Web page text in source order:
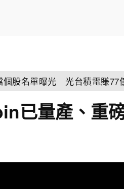
個股名單曝光 光台積電賺77
已量產、重